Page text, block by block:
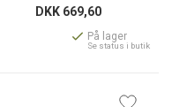
DKK 669,60
På lager
Se status i butik